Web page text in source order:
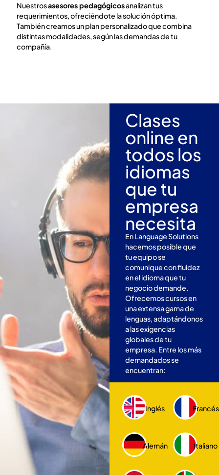
Nuestrosasesores pedagógicosanalizan tus
requerimientos, ofreciéndote la solución óptima.
También creamos un plan personalizado que combina
distintas modalidades, según las demandas de tu
compañía.
Clases
online en
todos los
idiomas
que tu
empresa
necesita
En Language Solutions
hacemos posible que
tu equipo se
comunique con fluidez
en el idioma que tu
negocio demande.
Ofrecemos cursos en
una extensa gama de
lenguas, adaptándonos
a las exigencias
globales de tu
empresa. Entre los más
demandados se
encuentran:
Inglés Francés
Alemán Italiano